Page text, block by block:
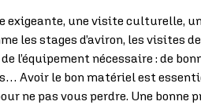
exigeante, une visite culturelle,
les stages d’aviron, les visites
l’équipement nécessaire : de
Avoir le bon matériel est
ne pas vous perdre. Une bonne